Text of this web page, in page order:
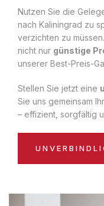
Nutzen Sie die
nach Kaliningrad zu
verzichten zu
nicht nur günstige
unserer Best-Preis-
Stellen Sie jetzt eine
Sie uns gemeinsam
– effizient, sorgfältig